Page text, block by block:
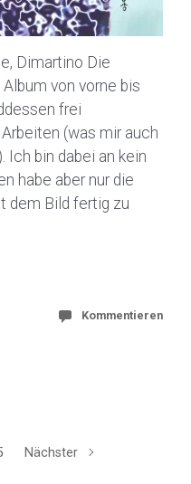
Dimartino Die
von vorne bis
frei
(was mir auch
Ich bin dabei an kein
habe aber nur die
dem Bild fertig zu
Kommentieren
Nächster